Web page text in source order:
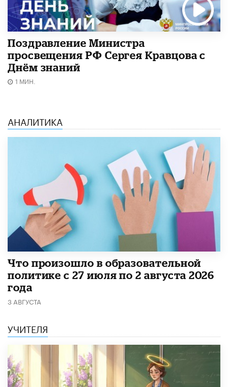
Поздравление Министра
просвещения РФ Сергея Кравцова с
Днём знаний
1 МИН.
АНАЛИТИКА
​Что произошло в образовательной
политике с 27 июля по 2 августа 2026
года
3 АВГУСТА
УЧИТЕЛЯ